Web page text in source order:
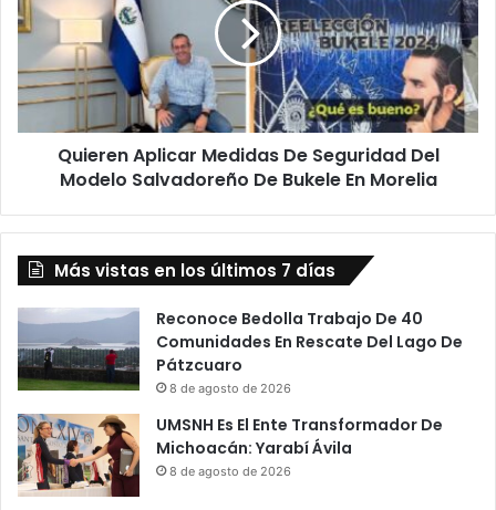
Tiros
De
Seguridad
Modelo
Salvadoreño
De
BukeleQuieren Aplicar Medidas De Seguridad Del
Modelo Salvadoreño De Bukele En Morelia
Más vistas en los últimos 7 días
Reconoce Bedolla Trabajo De 40
Comunidades En Rescate Del Lago De
Pátzcuaro
8 de agosto de 2026
UMSNH Es El Ente Transformador De
Michoacán: Yarabí Ávila
8 de agosto de 2026